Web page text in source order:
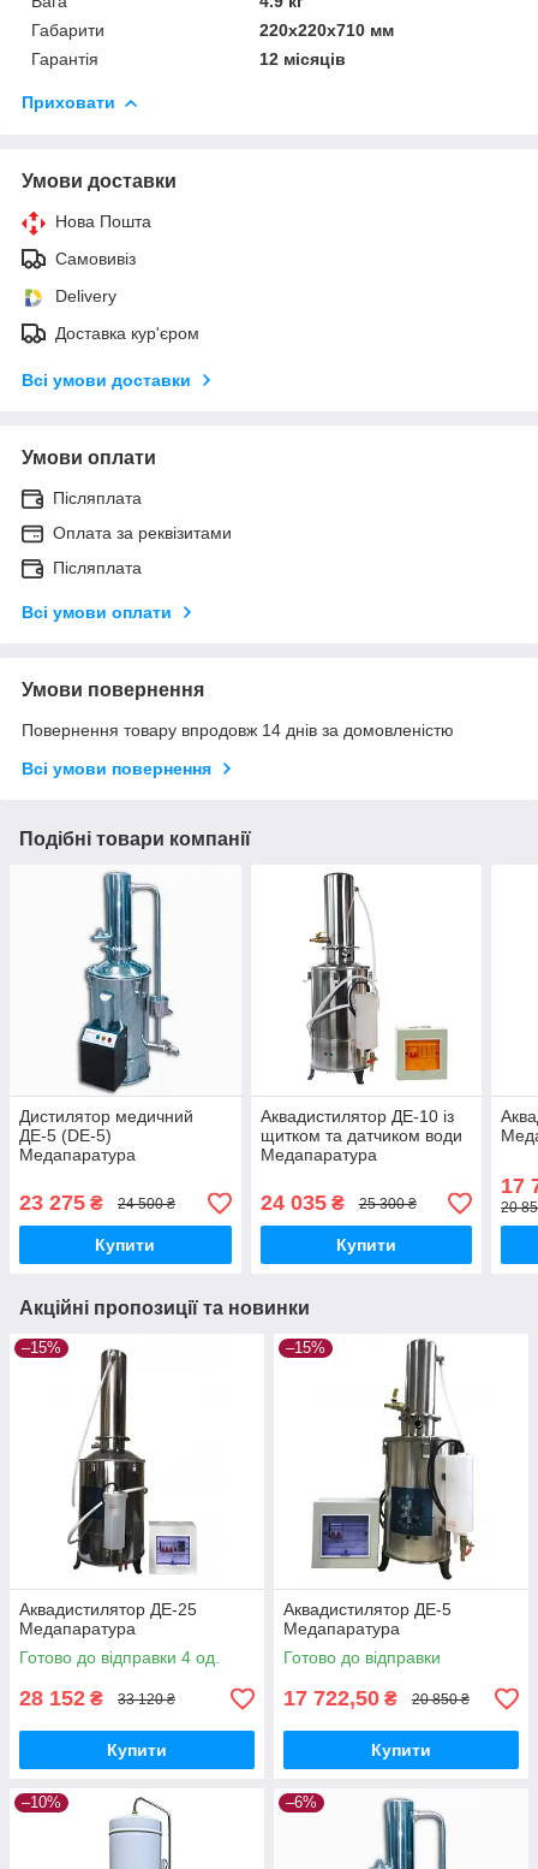
Габарити
220х220х710 мм
Гарантія
12 місяців
Приховати
Умови доставки
Нова Пошта
Самовивіз
Delivery
Доставка кур'єром
Всі умови доставки
Умови оплати
Післяплата
Оплата за реквізитами
Післяплата
Всі умови оплати
Умови повернення
Повернення товару впродовж 14 днів за домовленістю
Всі умови повернення
Подібні товари компанії
Дистилятор медичний
ДЕ-5 (DE-5)
Медапаратура
23 275 ₴ 24 500 ₴
Купити
Аквадистилятор ДЕ-10 із
щитком та датчиком води
Медапаратура
24 035₴ 25 300 ₴
Купити
17
20
Акційні пропозиції та новинки
–15%
Аквадистилятор ДЕ-25
Медапаратура
Готово до відправки 4 од.
28 152 ₴ 33 120 ₴
Купити
–15%
Аквадистилятор ДЕ-5
Медапаратура
Готово до відправки
17 722,50 ₴ 20 850 ₴
Купити
–10% –6%